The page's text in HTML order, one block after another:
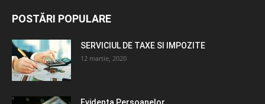
POSTĂRI POPULARE
SERVICIUL DE TAXE SI IMPOZITE
12 martie, 2020